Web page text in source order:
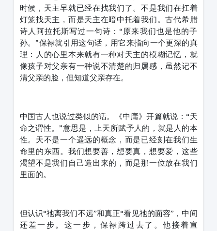
时候，天主早就已经在找我们了。不是我们在扛着
灯笼找天主，而是天主在暗中托着我们。古代希腊
诗人阿拉托斯写过一句诗：“原来我们也是他的子
孙。”保禄就引用这句话，用它来指向一个更深的真
理：人的心里本来就有一种对天主的模糊记忆，就
像孩子对父亲有一种说不清楚的归属感，虽然记不
清父亲的脸，但知道父亲存在。
中国古人也说过类似的话。《中庸》开篇就说：“天
命之谓性。”意思是，上天所赋予人的，就是人的本
性。天不是一个遥远的概念，而是已经刻在我们生
命里的东西。我们想要善，想要真，想要爱，这些
渴望不是我们自己造出来的，而是那一位放在我们
里面的。
但认识“祂离我们不远”和真正“看见祂的面容”，中间
还差一步。这一步，保禄跨过去了。他接着宣